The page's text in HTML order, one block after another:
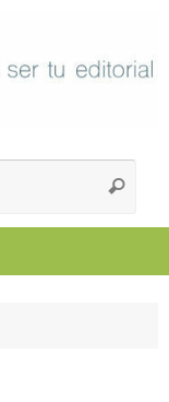
Buscar